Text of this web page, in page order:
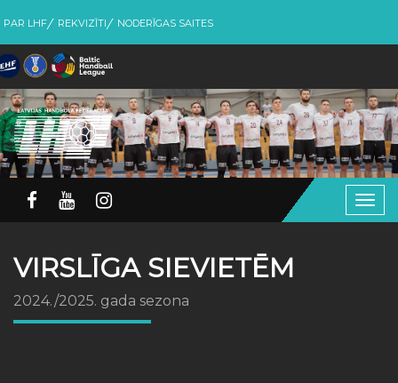
PAR LHF REKVIZĪTI NODERĪGAS SAITES
VIRSLĪGA SIEVIETĒM
2024./2025. gada sezona